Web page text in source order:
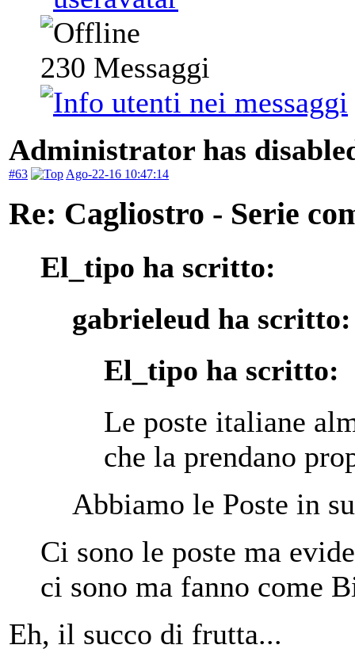
230 Messaggi
Administrator has
#63 Ago-22-16 10:47:14
Re: Cagliostro - Serie
El_tipo ha scritto:
gabrieleud ha scritto:
El_tipo ha scritto:
Le poste italiane
che la prendano
Abbiamo le Poste in
Ci sono le poste ma
ci sono ma fanno come
Eh, il succo di frutta...